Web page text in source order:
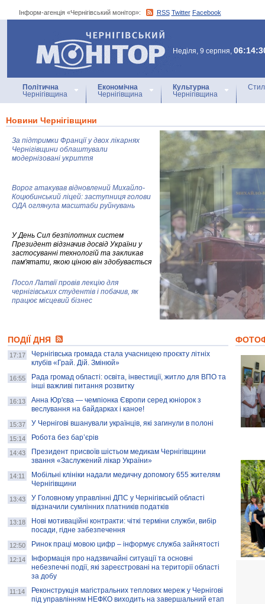
Інформ-агенція «Чернігівський монітор»: RSS Twitter Facebook
Інформ-агенція
«Чернігівський монітор»
Неділя, 9 серпня,
Політична
Чернігівщина
Економічна
Чернігівщина
Культурна
Чернігівщина
Новини Чернігівщини
За підтримки Франції у двох лікарнях
Чернігівщини облаштували
модернізовані укриття
Ворог атакував відновлений Михайло-
Коцюбинський ліцей: заступниця голови
ОДА оглянула масштаби руйнувань
У День Сил безпілотних систем
Президент відзначив досвід України у
застосуванні технологій та закликав
пам'ятати, якою ціною він здобувається
Посол Латвії провів лекцію для
чернігівських студентів і побачив, як
працює місцевий бізнес
колекцію про війну, емоції та тварин
AB InBev Efes Україна підтримала
навчальний проєкт "Молодіжна бізнес-
школа", спрямований на розвиток
підприємництва у Чернігівській області
Золота тварина: видання Forbes
написало про чернігівця Патрона: хто і
скільки на ньому заробляє? І куди
витрачають?
ПОДІЇ ДНЯ
17:17
Чернігівська громада стала учасницею проєкту літніх
клубів «Грай. Дій. Змінюй»
16:55
Рада громад області: освіта, інвестиції, житло для ВПО та
інші важливі питання розвитку
16:13
Анна Юр'єва — чемпіонка Європи серед юніорок з
веслування на байдарках і каное!
15:37 У Чернігові вшанували українців, які загинули в полоні
15:14 Робота без бар’єрів
14:43
Президент присвоїв шістьом медикам Чернігівщини
звання «Заслужений лікар України»
14:11
Мобільні клініки надали медичну допомогу 655 жителям
Чернігівщини
13:43
У Головному управлінні ДПС у Чернігівській області
відзначили сумлінних платників податків
13:18
Нові мотиваційні контракти: чіткі терміни служби, вибір
посади, гідне забезпечення
12:50 Ринок праці мовою цифр – інформує служба зайнятості
12:14
Інформація про надзвичайні ситуації та основні
небезпечні події, які зареєстровані на території області
за добу
11:14
Реконструкція магістральних теплових мереж у Чернігові
під управлінням НЕФКО виходить на завершальний етап